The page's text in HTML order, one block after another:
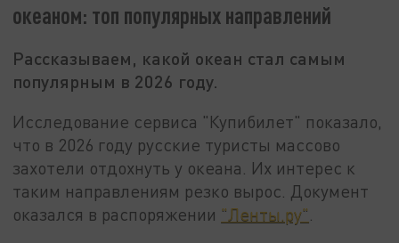
океаном: топ популярных направлений
Рассказываем, какой океан стал самым
популярным в 2026 году.
Исследование сервиса "Купибилет" показало,
что в 2026 году русские туристы массово
захотели отдохнуть у океана. Их интерес к
таким направлениям резко вырос. Документ
оказался в распоряжении "Ленты.ру"